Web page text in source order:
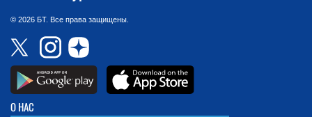
© 2026 БТ. Все права защищены.
О НАС